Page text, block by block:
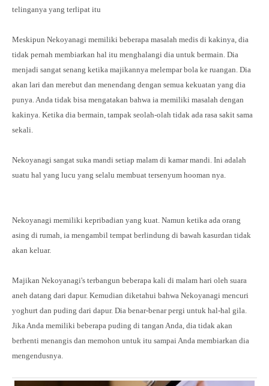
telinganya yang terlipat itu
Meskipun Nekoyanagi memiliki beberapa masalah medis di kakinya, dia
tidak pernah membiarkan hal itu menghalangi dia untuk bermain. Dia
menjadi sangat senang ketika majikannya melempar bola ke ruangan. Dia
akan lari dan merebut dan menendang dengan semua kekuatan yang dia
punya. Anda tidak bisa mengatakan bahwa ia memiliki masalah dengan
kakinya. Ketika dia bermain, tampak seolah-olah tidak ada rasa sakit sama
sekali.
Nekoyanagi sangat suka mandi setiap malam di kamar mandi. Ini adalah
suatu hal yang lucu yang selalu membuat tersenyum hooman nya.
Nekoyanagi memiliki kepribadian yang kuat. Namun ketika ada orang
asing di rumah, ia mengambil tempat berlindung di bawah kasurdan tidak
akan keluar.
Majikan Nekoyanagi's terbangun beberapa kali di malam hari oleh suara
aneh datang dari dapur. Kemudian diketahui bahwa Nekoyanagi mencuri
yoghurt dan puding dari dapur. Dia benar-benar pergi untuk hal-hal gila.
Jika Anda memiliki beberapa puding di tangan Anda, dia tidak akan
berhenti menangis dan memohon untuk itu sampai Anda membiarkan dia
mengendusnya.